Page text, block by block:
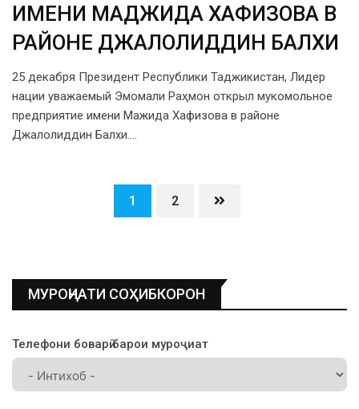
ИМЕНИ МАДЖИДА ХАФИЗОВА В
РАЙОНЕ ДЖАЛОЛИДДИН БАЛХИ
25 декабря Президент Республики Таджикистан, Лидер
нации уважаемый Эмомали Раҳмон открыл мукомольное
предприятие имени Мажида Хафизова в районе
Джалолиддин Балхи.…
1 2
МУРОҶИАТИ СОҲИБКОРОН
Телефони боварӣ барои муроҷиат